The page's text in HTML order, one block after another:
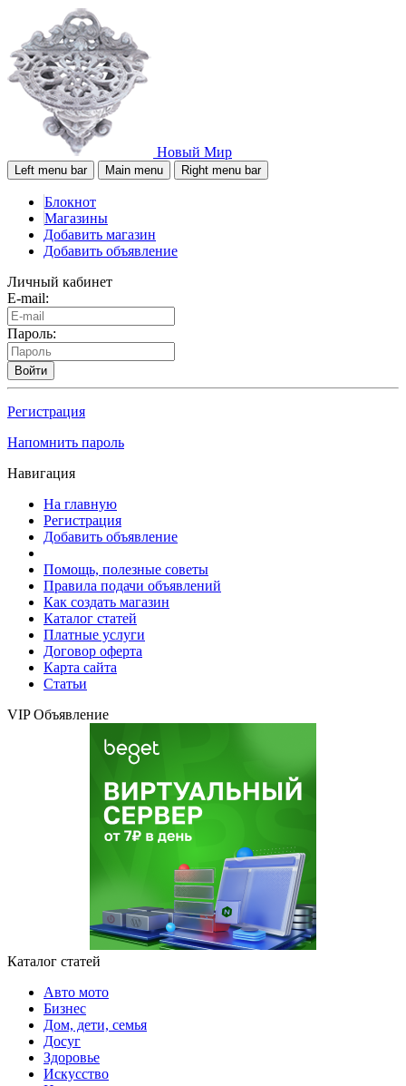
Новый Мир
Left menu bar Main menu Right menu bar
Блокнот
Магазины
Добавить магазин
Добавить объявление
Личный кабинет
E-mail:
Пароль:
Войти
Регистрация
Напомнить пароль
Навигация
На главную
Регистрация
Добавить объявление
Помощь, полезные советы
Правила подачи объявлений
Как создать магазин
Каталог статей
Платные услуги
Договор оферта
Карта сайта
Статьи
VIP Объявление
Каталог статей
Авто мото
Бизнес
Дом, дети, семья
Досуг
Здоровье
Искусство